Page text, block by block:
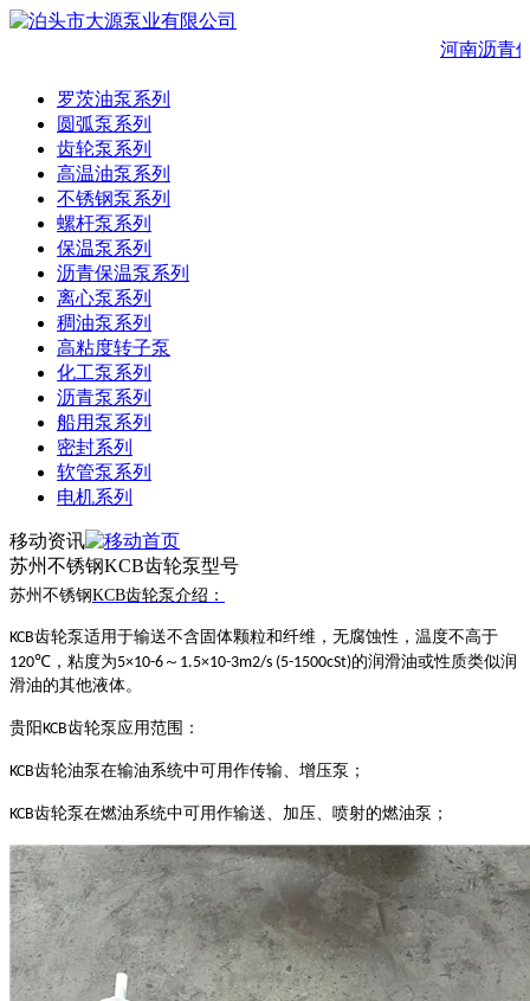
河南沥青
罗茨油泵系列
圆弧泵系列
齿轮泵系列
高温油泵系列
不锈钢泵系列
螺杆泵系列
保温泵系列
沥青保温泵系列
离心泵系列
稠油泵系列
高粘度转子泵
化工泵系列
沥青泵系列
船用泵系列
密封系列
软管泵系列
电机系列
移动资讯
苏州不锈钢KCB齿轮泵型号
苏州不锈钢KCB齿轮泵介绍：
KCB齿轮泵适用于输送不含固体颗粒和纤维，无腐蚀性，温度不高于
120℃ ，粘度为5×10-6 ～ 1.5×10-3m2/s (5-1500cSt)的润滑油或性质类似润
滑油的其他液体。
贵阳KCB齿轮泵应用范围 ：
KCB齿轮油泵在输油系统中可用作传输、增压泵；
KCB齿轮泵在燃油系统中可用作输送、加压、喷射的燃油泵；